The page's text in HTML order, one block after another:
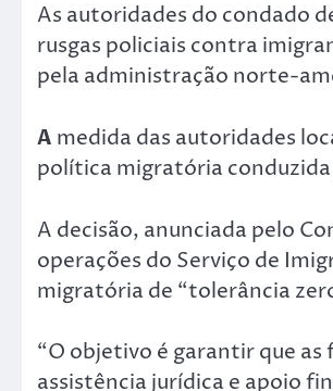
As autoridades do condado
rusgas policiais contra
pela administração norte-
A medida das autoridades
política migratória
A decisão, anunciada pelo
operações do Serviço de
migratória de “tolerância
“O objetivo é garantir que as
assistência jurídica e apoio